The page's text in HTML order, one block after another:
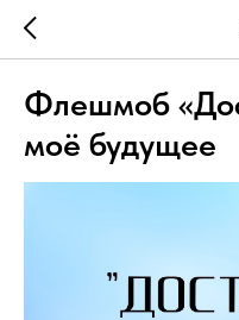
Флешмоб
моё будущее